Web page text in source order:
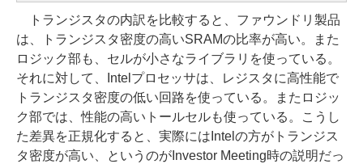
トランジスタの内訳を比較すると、ファウンドリ製品
は、トランジスタ密度の高いSRAMの比率が高い。また
ロジック部も、セルが小さなライブラリを使っている。
それに対して、Intelプロセッサは、レジスタに高性能で
トランジスタ密度の低い回路を使っている。またロジッ
ク部では、性能の高いトールセルも使っている。こうし
た差異を正規化すると、実際にはIntelの方がトランジス
タ密度が高い、というのがInvestor Meeting時の説明だっ